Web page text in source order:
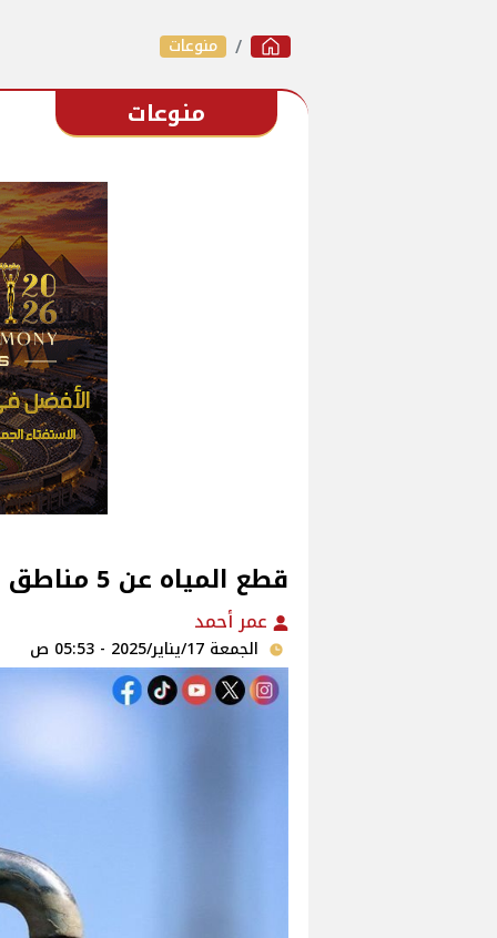
منوعات
منوعات
قطع المياه عن 5 مناطق في القاهرة...تعرف علي التفاصيل
عمر أحمد
الجمعة 17/يناير/2025 - 05:53 ص